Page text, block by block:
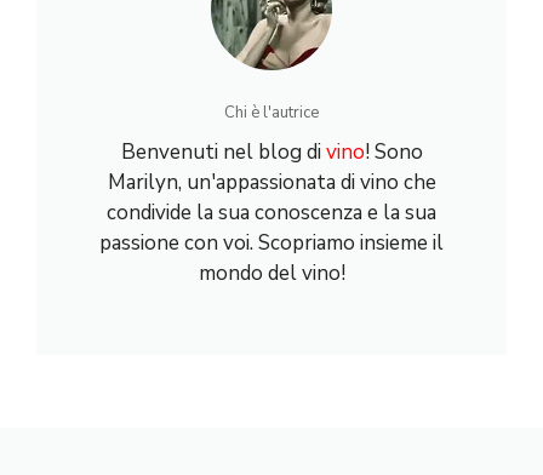
Chi è l'autrice
Benvenuti nel blog divino! Sono
Marilyn, un'appassionata di vino che
condivide la sua conoscenza e la sua
passione con voi. Scopriamo insieme il
mondo del vino!